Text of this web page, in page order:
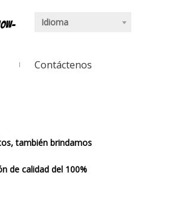
Idioma
Contáctenos
también brindamos
de calidad del 100%